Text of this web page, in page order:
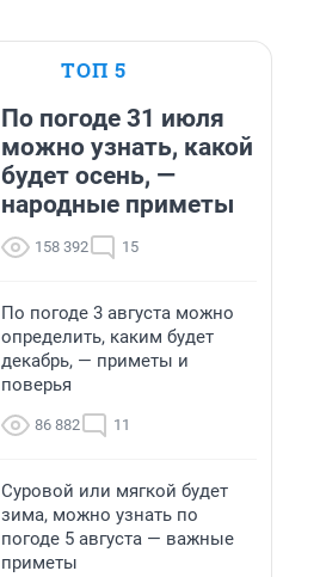
ТОП 5
По погоде 31 июля
можно узнать, какой
будет осень, —
народные приметы
158 392 15
По погоде 3 августа можно
определить, каким будет
декабрь, — приметы и
поверья
86 882 11
Суровой или мягкой будет
зима, можно узнать по
погоде 5 августа — важные
приметы